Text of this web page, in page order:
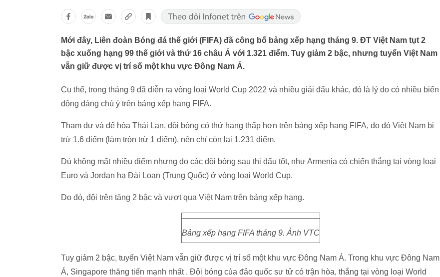
Mới đây, Liên đoàn Bóng đá thế giới (FIFA) đã công bố bảng xếp hạng tháng 9. ĐT Việt Nam tụt 2
bậc xuống hạng 99 thế giới và thứ 16 châu Á với 1.321 điểm. Tuy giảm 2 bậc, nhưng tuyển Việt Nam
vẫn giữ được vị trí số một khu vực Đông Nam Á.
Cụ thể, trong tháng 9 đã diễn ra vòng loại World Cup 2022 và nhiều giải đấu khác, đó là lý do có nhiều biến
động đáng chú ý trên bảng xếp hạng FIFA.
Tham dự và để hòa Thái Lan, đội bóng có thứ hạng thấp hơn trên bảng xếp hạng FIFA, do đó Việt Nam bị
trừ 1.6 điểm (làm tròn trừ 1 điểm), nên chỉ còn lại 1.231 điểm.
Dù không mất nhiều điểm nhưng do các đội bóng sau thi đấu tốt, như Armenia có chiến thắng tại vòng loại
Euro và Jordan hạ Đài Loan (Trung Quốc) ở vòng loại World Cup.
Do đó, đội trên tăng 2 bậc và vượt qua Việt Nam trên bảng xếp hạng.
Bảng xếp hạng FIFA tháng 9. Ảnh VTC
Tuy giảm 2 bậc, tuyển Việt Nam vẫn giữ được vị trí số một khu vực Đông Nam Á. Trong khu vực Đông Nam
Á, Singapore thăng tiến mạnh nhất . Đội bóng của đảo quốc sư tử có trận hòa, thắng tại vòng loại World